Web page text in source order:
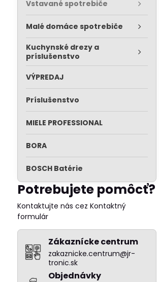
Vstavané spotrebiče
Malé domáce spotrebiče
Kuchynské drezy a
príslušenstvo
VÝPREDAJ
Príslušenstvo
MIELE PROFESSIONAL
BORA
BOSCH Batérie
Potrebujete pomôcť?
Kontaktujte nás cez Kontaktný
formulár
Zákaznícke centrum
zakaznicke.centrum@jr-
tronic.sk
Objednávky